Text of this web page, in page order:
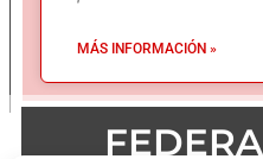
MÁS INFORMACIÓN »